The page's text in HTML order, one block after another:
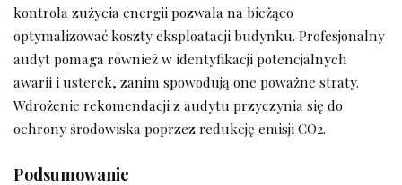
kontrola zużycia energii pozwala na bieżąco
optymalizować koszty eksploatacji budynku. Profesjonalny
audyt pomaga również w identyfikacji potencjalnych
awarii i usterek, zanim spowodują one poważne straty.
Wdrożenie rekomendacji z audytu przyczynia się do
ochrony środowiska poprzez redukcję emisji CO2.
Podsumowanie